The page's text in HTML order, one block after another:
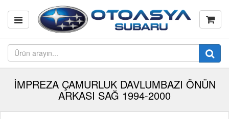
İMPREZA ÇAMURLUK DAVLUMBAZI ÖNÜN
ARKASI SAĞ 1994-2000